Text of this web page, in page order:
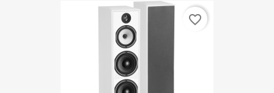
favorite_border